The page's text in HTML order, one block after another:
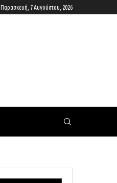
Παρασκευή, 7 Αυγούστου, 2026